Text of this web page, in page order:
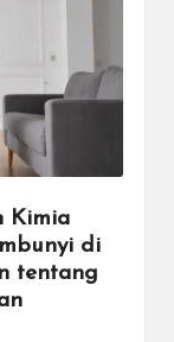
Kimia
di
tentang